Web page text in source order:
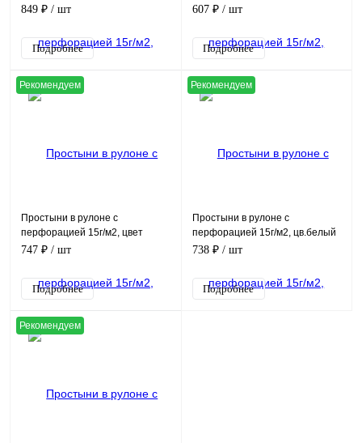
голубой, (80х200см, в рулоне
849 ₽ / шт
Подробнее
голубой, (70х80см, в рулоне
607 ₽ / шт
Подробнее
Рекомендуем
Простыни в рулоне с
перфорацией 15г/м2, цвет
голубой, (70х200см, в рулоне
747 ₽ / шт
Подробнее
Рекомендуем
Простыни в рулоне с
перфорацией 15г/м2, цв.белый
(70х200см, в рулоне 100шт)
738 ₽ / шт
Подробнее
Рекомендуем